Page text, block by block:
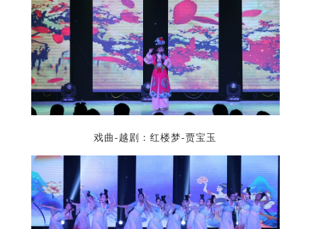
戏曲-越剧：红楼梦-贾宝玉